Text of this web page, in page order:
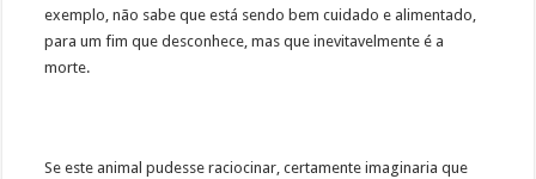
exemplo, não sabe que está sendo bem cuidado e alimentado,
para um fim que desconhece, mas que inevitavelmente é a
morte.
Se este animal pudesse raciocinar, certamente imaginaria que